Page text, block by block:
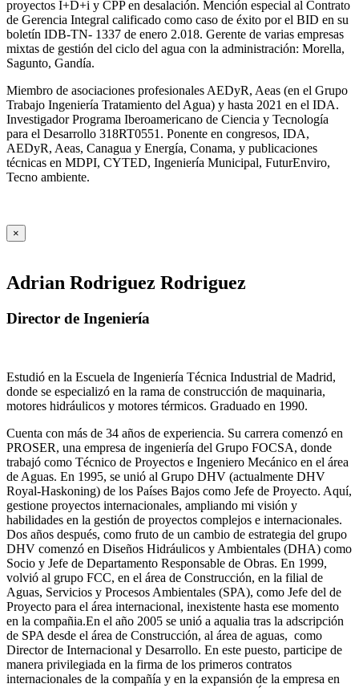
proyectos I+D+i y CPP en desalación. Mención especial al Contrato
de Gerencia Integral calificado como caso de éxito por el BID en su
boletín IDB-TN- 1337 de enero 2.018. Gerente de varias empresas
mixtas de gestión del ciclo del agua con la administración: Morella,
Sagunto, Gandía.
Miembro de asociaciones profesionales AEDyR, Aeas (en el Grupo
Trabajo Ingeniería Tratamiento del Agua) y hasta 2021 en el IDA.
Investigador Programa Iberoamericano de Ciencia y Tecnología
para el Desarrollo 318RT0551. Ponente en congresos, IDA,
AEDyR, Aeas, Canagua y Energía, Conama, y publicaciones
técnicas en MDPI, CYTED, Ingeniería Municipal, FuturEnviro,
Tecno ambiente.
×
Adrian Rodriguez Rodriguez
Director de Ingeniería
Estudió en la Escuela de Ingeniería Técnica Industrial de Madrid,
donde se especializó en la rama de construcción de maquinaria,
motores hidráulicos y motores térmicos. Graduado en 1990.
Cuenta con más de 34 años de experiencia. Su carrera comenzó en
PROSER, una empresa de ingeniería del Grupo FOCSA, donde
trabajó como Técnico de Proyectos e Ingeniero Mecánico en el área
de Aguas. En 1995, se unió al Grupo DHV (actualmente DHV
Royal-Haskoning) de los Países Bajos como Jefe de Proyecto. Aquí,
gestione proyectos internacionales, ampliando mi visión y
habilidades en la gestión de proyectos complejos e internacionales.
Dos años después, como fruto de un cambio de estrategia del grupo
DHV comenzó en Diseños Hidráulicos y Ambientales (DHA) como
Socio y Jefe de Departamento Responsable de Obras. En 1999,
volvió al grupo FCC, en el área de Construcción, en la filial de
Aguas, Servicios y Procesos Ambientales (SPA), como Jefe del de
Proyecto para el área internacional, inexistente hasta ese momento
en la compañia.En el año 2005 se unió a aqualia tras la adscripción
de SPA desde el área de Construcción, al área de aguas, como
Director de Internacional y Desarrollo. En este puesto, participe de
manera privilegiada en la firma de los primeros contratos
internacionales de la compañía y en la expansión de la empresa en